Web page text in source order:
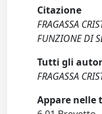
Citazione
FRAGASSA
FUNZIONE DI
Tutti gli
FRAGASSA
Appare nelle